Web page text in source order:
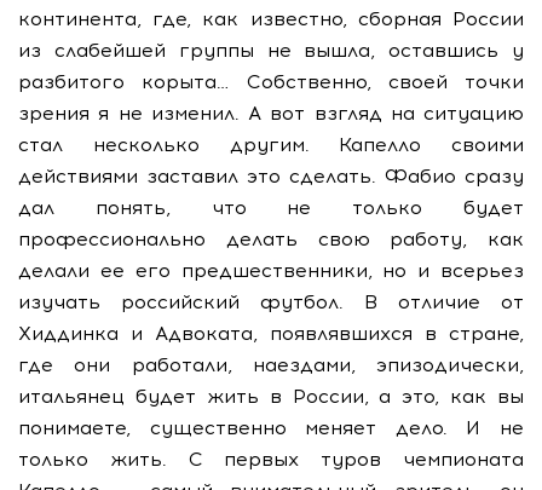
континента, где, как известно, сборная России
из слабейшей группы не вышла, оставшись у
разбитого корыта… Собственно, своей точки
зрения я не изменил. А вот взгляд на ситуацию
стал несколько другим. Капелло своими
действиями заставил это сделать. Фабио сразу
дал понять, что не только будет
профессионально делать свою работу, как
делали ее его предшественники, но и всерьез
изучать российский футбол. В отличие от
Хиддинка и Адвоката, появлявшихся в стране,
где они работали, наездами, эпизодически,
итальянец будет жить в России, а это, как вы
понимаете, существенно меняет дело. И не
только жить. С первых туров чемпионата